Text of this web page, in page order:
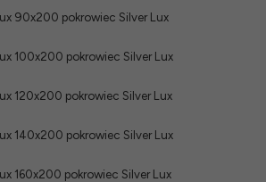
90x200 pokrowiec SilverLux
100x200 pokrowiec SilverLux
120x200 pokrowiec SilverLux
140x200 pokrowiec SilverLux
160x200 pokrowiec SilverLux